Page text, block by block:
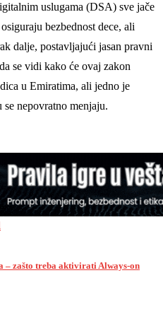
uslugama (DSA) sve jače
bezbednost dece, ali
dalje, postavljajući jasan pravni
se vidi kako će ovaj zakon
u Emiratima, ali jedno je
nepovratno menjaju.
– zašto treba aktivirati Always-on